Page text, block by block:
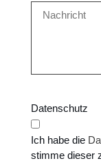
Datenschutz
Ich habe die
stimme dieser